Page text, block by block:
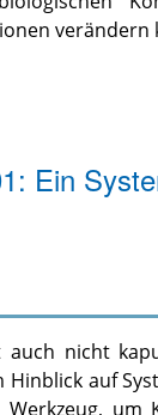
verändern
Ein
nicht
auf
um